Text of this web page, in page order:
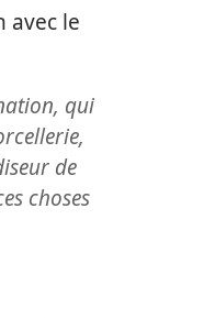
avec le
qui
de
choses